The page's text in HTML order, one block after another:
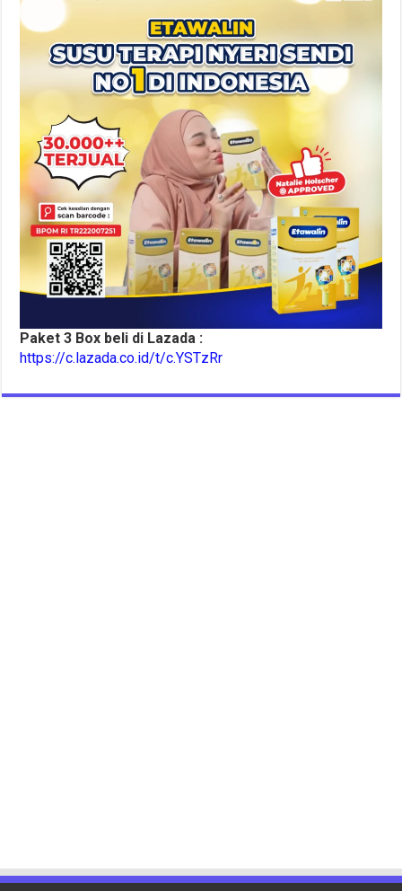
Paket 3 Box beli di Lazada :
https://c.lazada.co.id/t/c.YSTzRr